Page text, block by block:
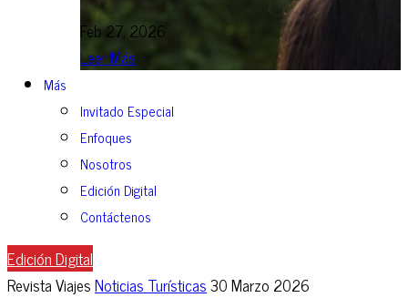
Feb 27, 2026
Leer Más
Más
Invitado Especial
Enfoques
Nosotros
Edición Digital
Contáctenos
Edición Digital
Revista ViajesNoticias Turísticas30 Marzo 2026